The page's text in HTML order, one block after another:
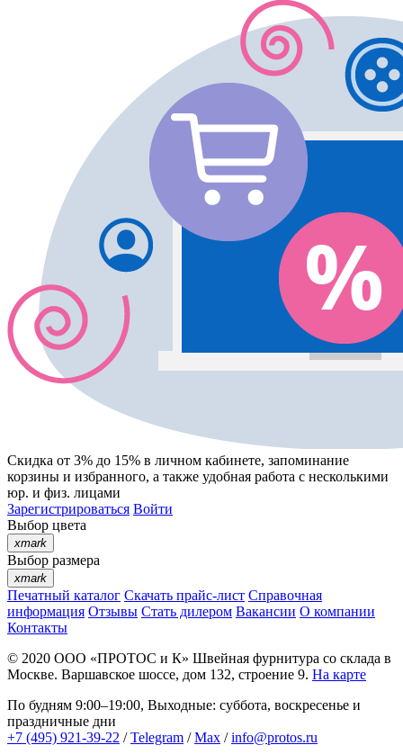
Скидка от 3% до 15% в личном кабинете, запоминание
корзины и избранного, а также удобная работа с несколькими
юр. и физ. лицами
Зарегистрироваться Войти
Выбор цвета
xmark
Выбор размера
xmark
Печатный каталог Скачать прайс-лист Справочная
информация Отзывы Стать дилером Вакансии О компании
Контакты
© 2020 ООО «ПРОТОС и К» Швейная фурнитура со склада в
Москве. Варшавское шоссе, дом 132, строение 9. На карте
По будням 9:00–19:00, Выходные: суббота, воскресенье и
праздничные дни
+7 (495) 921-39-22 /Telegram /Max /info@protos.ru